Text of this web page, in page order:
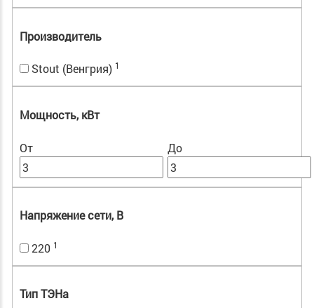
Производитель
Stout (Венгрия) 1
Мощность, кВт
От До
Напряжение сети, В
220 1
Тип ТЭНа